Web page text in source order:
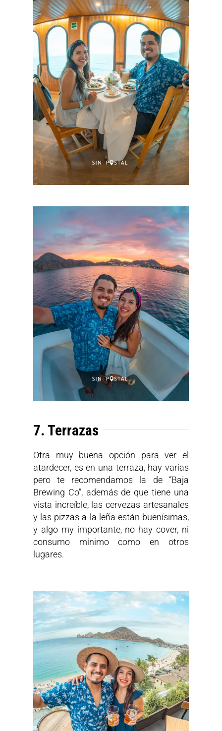
7. Terrazas
Otra muy buena opción para ver el
atardecer, es en una terraza, hay varias
pero te recomendamos la de “Baja
Brewing Co”, además de que tiene una
vista increíble, las cervezas artesanales
y las pizzas a la leña están buenísimas,
y algo my importante, no hay cover, ni
consumo mínimo como en otros
lugares.